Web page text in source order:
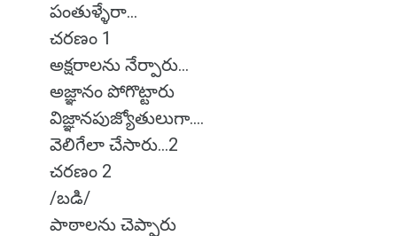
పంతుళ్ళేరా...
చరణం 1
అక్షరాలను నేర్పారు...
అజ్ఞానం పోగొట్టారు
విజ్ఞానపుజ్యోతులుగా....
వెలిగేలా చేసారు...2
చరణం 2
/బడి/
పాఠాలను చెప్పారు